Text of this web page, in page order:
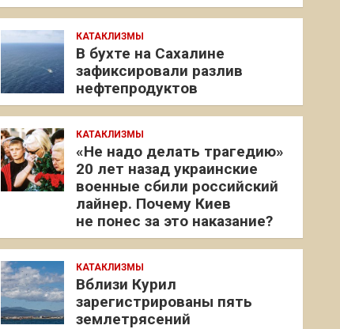
КАТАКЛИЗМЫ
В бухте на Сахалине
зафиксировали разлив
нефтепродуктов
КАТАКЛИЗМЫ
«Не надо делать трагедию»
20 лет назад украинские
военные сбили российский
лайнер. Почему Киев
не понес за это наказание?
КАТАКЛИЗМЫ
Вблизи Курил
зарегистрированы пять
землетрясений